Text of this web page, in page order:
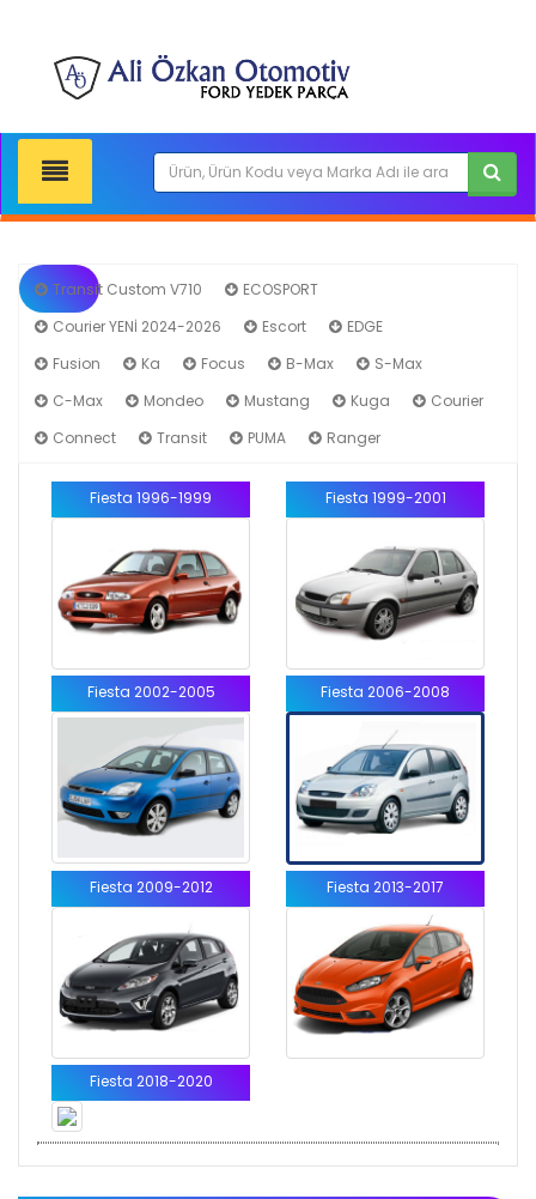
Transit Custom V710
ECOSPORT
Courier YENİ 2024-2026
Escort EDGE
Fusion
Ka Focus B-Max
S-Max
C-Max
Mondeo Mustang Kuga
Courier
Connect
Transit PUMA Ranger
Fiesta 1996-1999 Fiesta 1999-2001
Fiesta 2002-2005 Fiesta 2006-2008
Fiesta 2009-2012 Fiesta 2013-2017
Fiesta 2018-2020